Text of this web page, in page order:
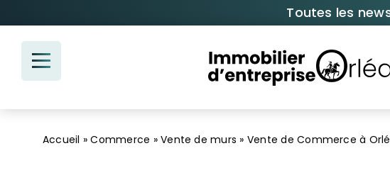
au
contenu
Toutes les
Accueil »Commerce »Vente de murs » Vente de Commerce à